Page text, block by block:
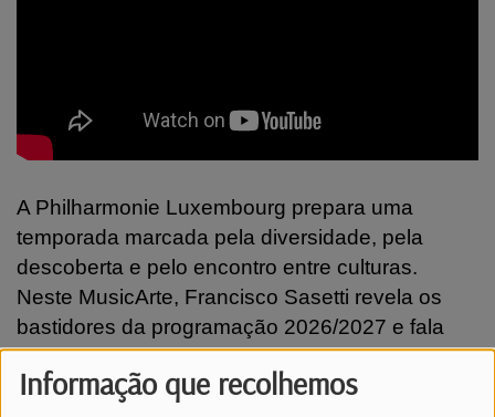
Informação que recolhemos
A Philharmonie Luxembourg prepara uma
temporada marcada pela diversidade, pela
descoberta e pelo encontro entre culturas.
Neste MusicArte, Francisco Sasetti revela os
bastidores da programação 2026/2027 e fala
sobre a celebração dos 10 anos do Festival
Atlântico. Djavan, Carminho, Criolo, Amaro